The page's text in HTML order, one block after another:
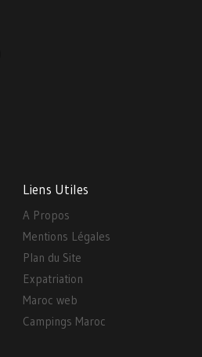
Liens Utiles
A Propos
Mentions Légales
Plan du Site
Expatriation
Maroc web
Campings Maroc